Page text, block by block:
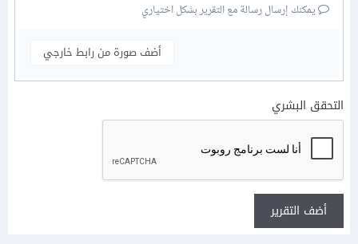
يمكنك إرسال رسالة مع التقرير بشكل اختياري
أضف صورة من رابط خارجي
التحقق البشري
أضف التقرير